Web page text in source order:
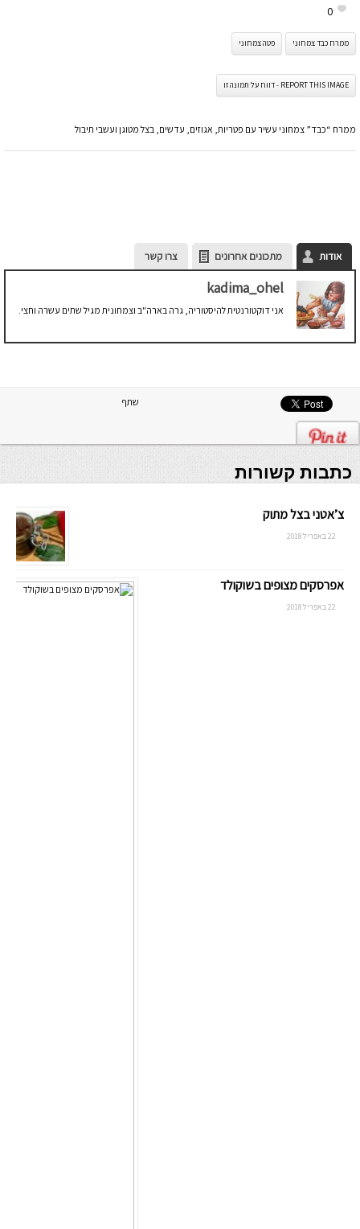
0
ממרח כבד צמחוני פטה צמחוני
REPORT THIS IMAGE - דווח על תמונה זו
ממרח “כבד” צמחוני עשיר עם פטריות, אגוזים, עדשים, בצל מטוגן ועשבי תיבול
אודות מתכונים אחרונים צרו קשר
kadima_ohel
אני דוקטורנטית להיסטוריה, גרה בארה"ב וצמחונית מגיל שתים עשרה וחצי.
שתף
כתבות קשורות
צ’אטני בצל מתוק
22 באפריל 2018
אפרסקים מצופים בשוקולד
22 באפריל 2018